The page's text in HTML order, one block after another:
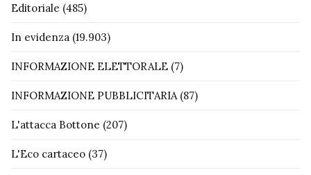
Editoriale (485)
In evidenza (19.903)
INFORMAZIONE ELETTORALE (7)
INFORMAZIONE PUBBLICITARIA (87)
L'attacca Bottone (207)
L'Eco cartaceo (37)